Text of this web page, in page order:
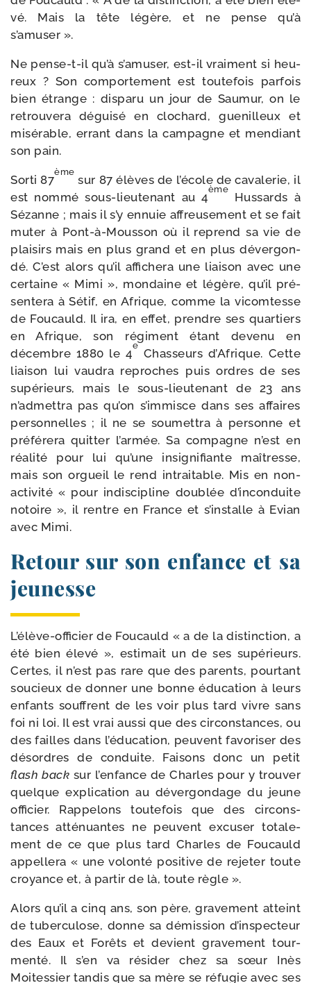
vé. Mais la tête légère, et ne pense qu’à
s’amuser ».
Ne pense-​t-​il qu’à s’amuser, est-​il vrai­ment si heu­
reux ? Son com­por­te­ment est tou­te­fois par­fois
bien étrange : dis­pa­ru un jour de Saumur, on le
retrou­ve­ra dégui­sé en clo­chard, gue­nilleux et
misé­rable, errant dans la cam­pagne et men­diant
son pain.
Sorti 87
ème
sur 87 élèves de l’école de cava­le­rie, il
est nom­mé sous-​lieutenant au 4
ème
Hussards à
Sézanne ; mais il s’y ennuie affreu­se­ment et se fait
muter à Pont-​à-​Mousson où il reprend sa vie de
plai­sirs mais en plus grand et en plus déver­gon­
dé. C’est alors qu’il affi­che­ra une liai­son avec une
cer­taine « Mimi », mon­daine et légère, qu’il pré­
sen­te­ra à Sétif, en Afrique, comme la vicom­tesse
de Foucauld. Il ira, en effet, prendre ses quar­tiers
en Afrique, son régi­ment étant deve­nu en
décembre 1880 le 4
e
Chasseurs d’Afrique. Cette
liai­son lui vau­dra reproches puis ordres de ses
supé­rieurs, mais le sous-​lieutenant de 23 ans
n’admettra pas qu’on s’immisce dans ses affaires
per­son­nelles ; il ne se sou­met­tra à per­sonne et
pré­fé­re­ra quit­ter l’armée. Sa com­pagne n’est en
réa­li­té pour lui qu’une insi­gni­fiante maî­tresse,
mais son orgueil le rend intrai­table. Mis en non-​
activité « pour indis­ci­pline dou­blée d’inconduite
notoire », il rentre en France et s’installe à Evian
avec Mimi.
Retour sur son enfance et sa
jeunesse
L’élève-officier de Foucauld « a de la dis­tinc­tion, a
été bien éle­vé », esti­mait un de ses supé­rieurs.
Certes, il n’est pas rare que des parents, pour­tant
sou­cieux de don­ner une bonne édu­ca­tion à leurs
enfants souffrent de les voir plus tard vivre sans
foi ni loi. Il est vrai aus­si que des cir­cons­tances, ou
des failles dans l’éducation, peuvent favo­ri­ser des
désordres de conduite. Faisons donc un petit
flash back sur l’enfance de Charles pour y trou­ver
quelque expli­ca­tion au déver­gon­dage du jeune
offi­cier. Rappelons tou­te­fois que des cir­cons­
tances atté­nuantes ne peuvent excu­ser tota­le­
ment de ce que plus tard Charles de Foucauld
appel­le­ra « une volon­té posi­tive de reje­ter toute
croyance et, à par­tir de là, toute règle ».
Alors qu’il a cinq ans, son père, gra­ve­ment atteint
de tuber­cu­lose, donne sa démis­sion d’inspecteur
des Eaux et Forêts et devient gra­ve­ment tour­
men­té. Il s’en va rési­der chez sa sœur Inès
Moitessier tan­dis que sa mère se réfu­gie avec ses